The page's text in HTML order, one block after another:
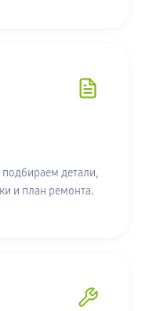
детали,
и план ремонта.